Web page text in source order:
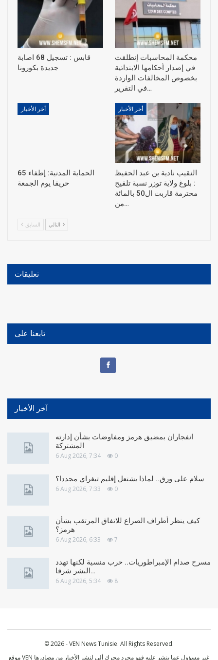
قابس : تسجيل 68 اصابة
جديدة بكورونا
محكمة المحاسبات إنطلقت
في إصدار أحكامها الابتدائية
بخصوص المخالفات الواردة
في التقرير…
أخر الأخبار
الحماية المدنية: إطفاء 65
حريقا يوم الجمعة
أخر الأخبار
النقيب نادية بن عبد الحفيظ
: بلوغ ولاية توزر نسبة تلقيح
محترمة قاربت ال50 بالمائة
من…
السابق
تعليقات
تابعنا على
آخر الأخبار
انفجاران بمضيق هرمز ومفاوضات بشأن إدارته
المشتركة
6 Aug 2026, 7:34 0
سلام على ورق.. لماذا يشتعل إقليم تيغراي مجددا؟
6 Aug 2026, 7:33 0
كيف ينظر أطراف الصراع للاتفاق المرتقب بشأن
هرمز؟
6 Aug 2026, 6:33 7
مسرح صدام الإمبراطوريات.. حرب منسية لكنها تهدد
البشر شرقا…
6 Aug 2026, 5:34 8
© 2026 - VEN News Tunisie. All Rights Reserved.
موقع VEN غير مسؤول عما ينشر عليه فهو مجرد محرك ألي لنشر الأخبار من مصادرها